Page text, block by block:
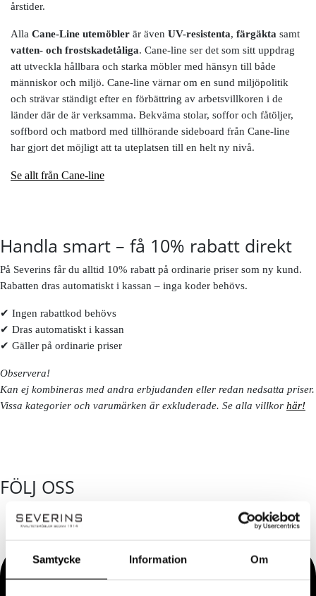
Samtycke Information Om
årstider.
Alla Cane-Line utemöbler är även UV-resistenta, färgäkta samt
vatten- och frostskadetåliga. Cane-line ser det som sitt uppdrag
att utveckla hållbara och starka möbler med hänsyn till både
människor och miljö. Cane-line värnar om en sund miljöpolitik
och strävar ständigt efter en förbättring av arbetsvillkoren i de
länder där de är verksamma. Bekväma stolar, soffor och fåtöljer,
soffbord och matbord med tillhörande sideboard från Cane-line
har gjort det möjligt att ta uteplatsen till en helt ny nivå.
Se allt från Cane-line
Handla smart – få 10% rabatt direkt
På Severins får du alltid 10% rabatt på ordinarie priser som ny kund.
Rabatten dras automatiskt i kassan – inga koder behövs.
✔ Ingen rabattkod behövs
✔ Dras automatiskt i kassan
✔ Gäller på ordinarie priser
Observera!
Kan ej kombineras med andra erbjudanden eller redan nedsatta priser.
Vissa kategorier och varumärken är exkluderade. Se alla villkor här!
FÖLJ OSS